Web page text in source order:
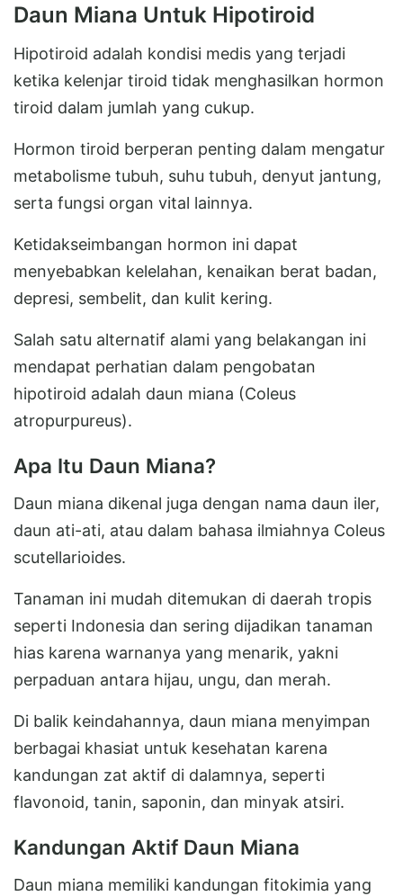
Daun Miana Untuk Hipotiroid
Hipotiroid adalah kondisi medis yang terjadi
ketika kelenjar tiroid tidak menghasilkan hormon
tiroid dalam jumlah yang cukup.
Hormon tiroid berperan penting dalam mengatur
metabolisme tubuh, suhu tubuh, denyut jantung,
serta fungsi organ vital lainnya.
Ketidakseimbangan hormon ini dapat
menyebabkan kelelahan, kenaikan berat badan,
depresi, sembelit, dan kulit kering.
Salah satu alternatif alami yang belakangan ini
mendapat perhatian dalam pengobatan
hipotiroid adalah daun miana (Coleus
atropurpureus).
Apa Itu Daun Miana?
Daun miana dikenal juga dengan nama daun iler,
daun ati-ati, atau dalam bahasa ilmiahnya Coleus
scutellarioides.
Tanaman ini mudah ditemukan di daerah tropis
seperti Indonesia dan sering dijadikan tanaman
hias karena warnanya yang menarik, yakni
perpaduan antara hijau, ungu, dan merah.
Di balik keindahannya, daun miana menyimpan
berbagai khasiat untuk kesehatan karena
kandungan zat aktif di dalamnya, seperti
flavonoid, tanin, saponin, dan minyak atsiri.
Kandungan Aktif Daun Miana
Daun miana memiliki kandungan fitokimia yang